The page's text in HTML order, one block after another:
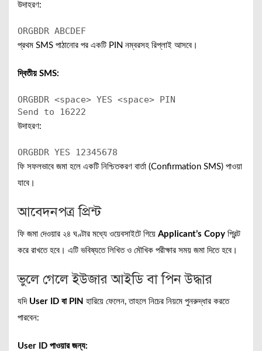
উদাহরণ:
ORGBDR ABCDEF
প্রথম SMS পাঠানোর পর একটি PIN নম্বরসহ রিপ্লাই আসবে।
দ্বিতীয় SMS:
ORGBDR <space> YES <space> PIN
Send to 16222
উদাহরণ:
ORGBDR YES 12345678
ফি সফলভাবে জমা হলে একটি নিশ্চিতকরণ বার্তা (Confirmation SMS) পাওয়া
যাবে।
আবেদনপত্র প্রিন্ট
ফি জমা দেওয়ার ২৪ ঘণ্টার মধ্যে ওয়েবসাইটে গিয়ে Applicant’s Copy প্রিন্ট
করে রাখতে হবে। এটি ভবিষ্যতে লিখিত ও মৌখিক পরীক্ষার সময় জমা দিতে হবে।
ভুলে গেলে ইউজার আইডি বা পিন উদ্ধার
যদি User ID বা PIN হারিয়ে ফেলেন, তাহলে নিচের নিয়মে পুনরুদ্ধার করতে
পারবেন:
User ID পাওয়ার জন্য: